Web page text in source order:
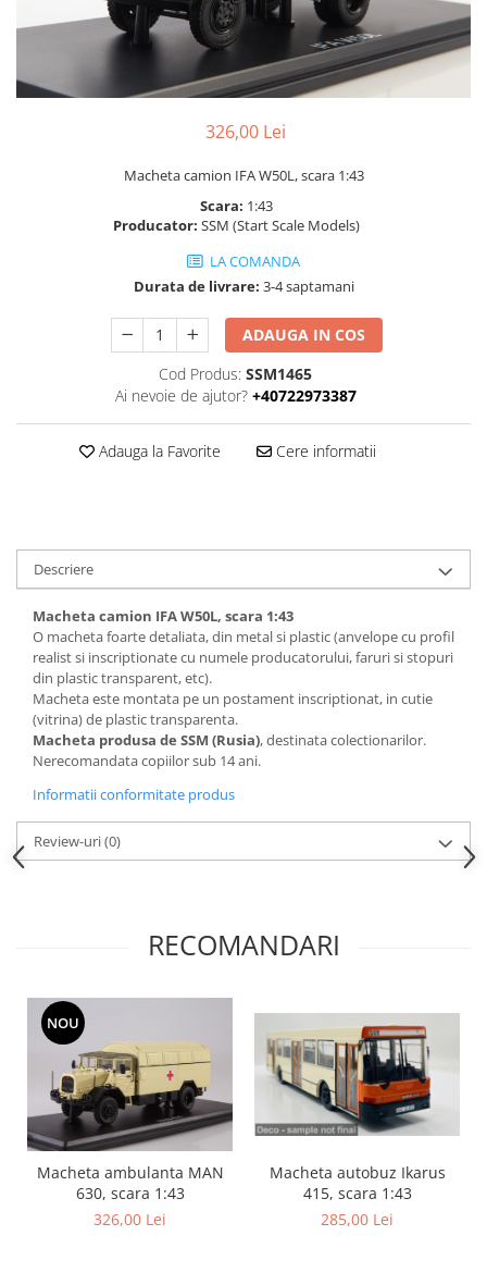
326,00 Lei
Macheta camion IFA W50L, scara 1:43
Scara: 1:43
Producator: SSM (Start Scale Models)
LA COMANDA
Durata de livrare: 3-4 saptamani
ADAUGA IN COS
Cod Produs: SSM1465
Ai nevoie de ajutor? +40722973387
Adauga la Favorite Cere informatii
Descriere
Macheta camion IFA W50L, scara 1:43
O macheta foarte detaliata, din metal si plastic (anvelope cu profil
realist si inscriptionate cu numele producatorului, faruri si stopuri
din plastic transparent, etc).
Macheta este montata pe un postament inscriptionat, in cutie
(vitrina) de plastic transparenta.
Macheta produsa de SSM (Rusia), destinata colectionarilor.
Nerecomandata copiilor sub 14 ani.
Informatii conformitate produs
Review-uri(0)
RECOMANDARI
NOU
Macheta ambulanta MAN
630, scara 1:43
326,00 Lei
Macheta autobuz Ikarus
415, scara 1:43
285,00 Lei